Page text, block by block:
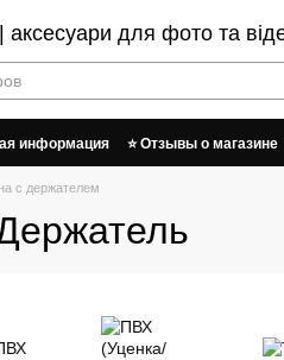
| аксесуари для фото та
информация ⭐ Отзывы о магазине
Обмен и возврат
с держателем